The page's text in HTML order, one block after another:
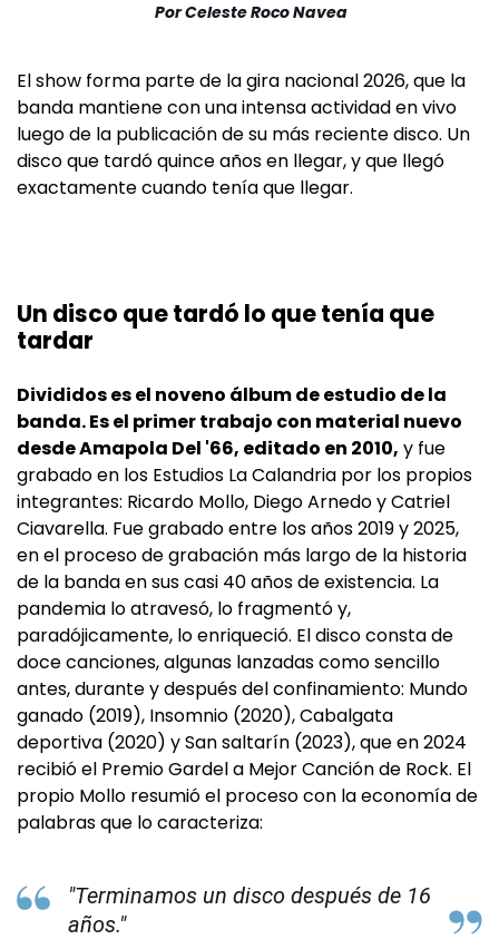
PorCeleste Roco Navea
El show forma parte de la gira nacional 2026, que la
banda mantiene con una intensa actividad en vivo
luego de la publicación de su más reciente disco. Un
disco que tardó quince años en llegar, y que llegó
exactamente cuando tenía que llegar.
Un disco que tardó lo que tenía que
tardar
Divididos es el noveno álbum de estudio de la
banda. Es el primer trabajo con material nuevo
desde Amapola Del '66, editado en 2010, y fue
grabado en los Estudios La Calandria por los propios
integrantes: Ricardo Mollo, Diego Arnedo y Catriel
Ciavarella. Fue grabado entre los años 2019 y 2025,
en el proceso de grabación más largo de la historia
de la banda en sus casi 40 años de existencia. La
pandemia lo atravesó, lo fragmentó y,
paradójicamente, lo enriqueció. El disco consta de
doce canciones, algunas lanzadas como sencillo
antes, durante y después del confinamiento: Mundo
ganado (2019), Insomnio (2020), Cabalgata
deportiva (2020) y San saltarín (2023), que en 2024
recibió el Premio Gardel a Mejor Canción de Rock. El
propio Mollo resumió el proceso con la economía de
palabras que lo caracteriza:
"Terminamos un disco después de 16
años."